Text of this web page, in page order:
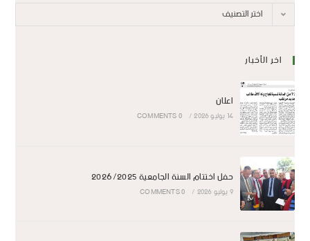
اختر التصنيف
اخر الأخبار
اعلان
14 يوليو 2026 /
0 COMMENTS
حفل اختتام السنة الجامعية 2026/2025
9 يوليو 2026 /
0 COMMENTS